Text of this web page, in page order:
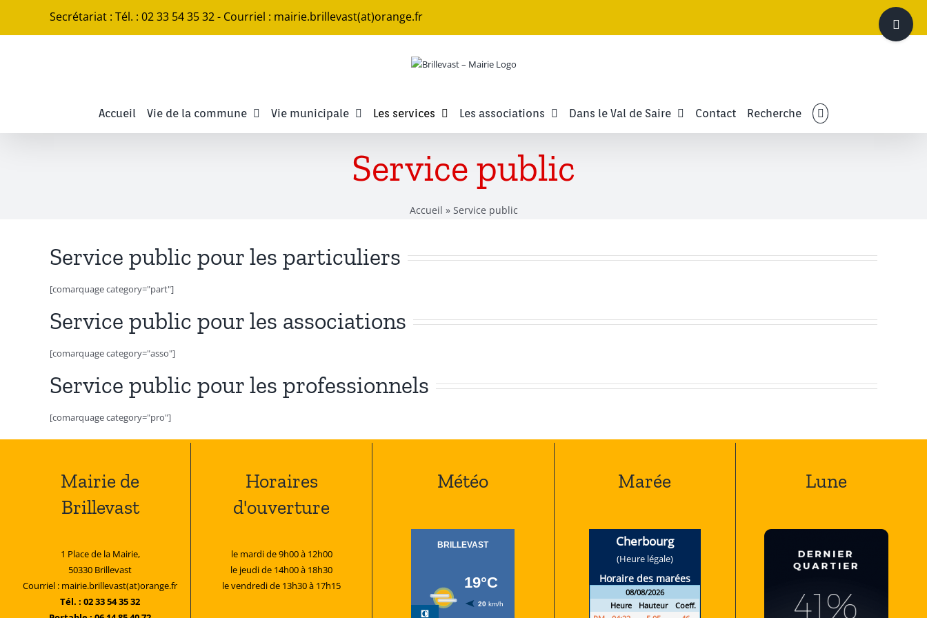
contenu
Secrétariat : Tél. : 02 33 54 35 32 - Courriel : mairie.brillevast(at)orange.fr
Accueil Vie de la commune Vie municipale Les services Les associations Dans le Val de Saire Contact Recherche
Service public
Accueil » Service public
Service public pour les particuliers
[comarquage category="part"]
Service public pour les associations
[comarquage category="asso"]
Service public pour les professionnels
[comarquage category="pro"]
Mairie de
Brillevast
1 Place de la Mairie,
50330 Brillevast
Courriel : mairie.brillevast(at)orange.fr
Tél. : 02 33 54 35 32
Horaires
d'ouverture
le mardi de 9h00 à 12h00
le jeudi de 14h00 à 18h30
le vendredi de 13h30 à 17h15
Météo Marée Lune
Bascule
de